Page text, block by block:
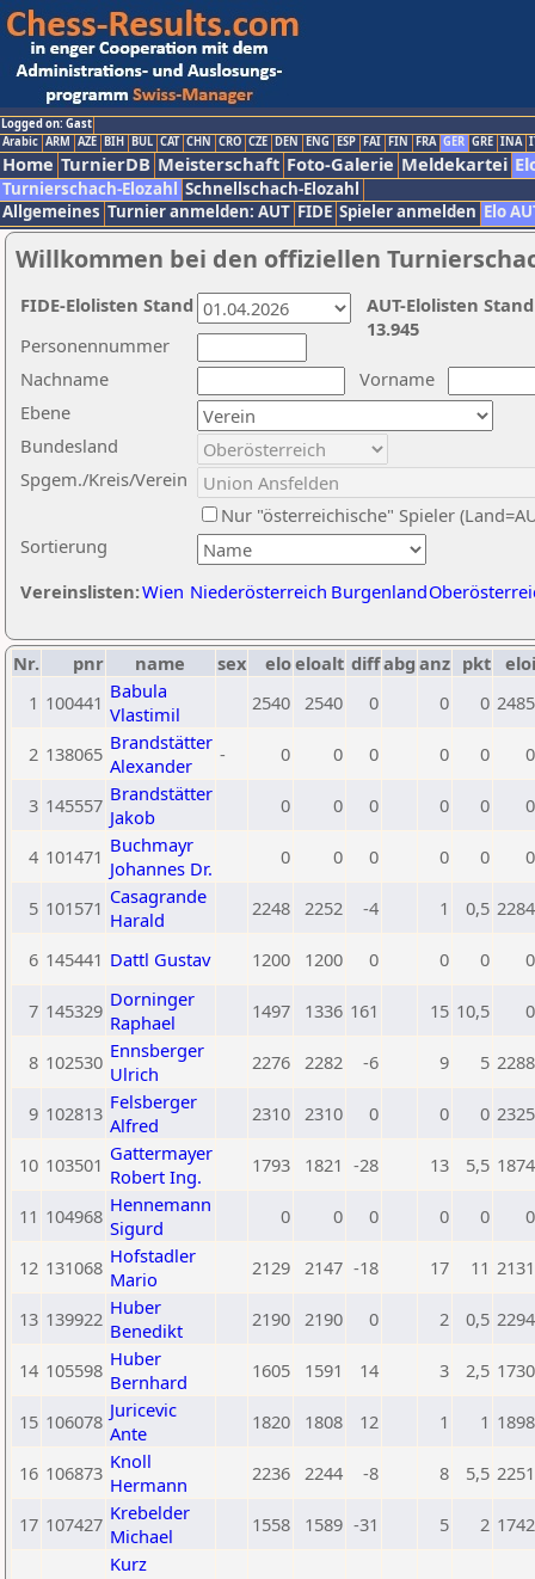
Logged on: Gast
Arabic ARM AZE BIH BUL CAT CHN CRO CZE DEN ENG ESP FAI FIN FRA GER GRE INA
Home TurnierDB Meisterschaft Foto-Galerie Meldekartei
Turnierschach-Elozahl Schnellschach-Elozahl
Allgemeines Turnier anmelden: AUT FIDE Spieler anmelden Elo
Willkommen bei den offiziellen
Nachname
Vorname
Ebene
Sortierung
Personennummer
Bundesland
Spgem./Kreis/Verein
Nur "österreichische" Spieler
Vereinslisten:Wien Niederösterreich Burgenland
AUT-Elolisten
13.945
FIDE-Elolisten Stand
Nr. pnr name sex eloeloalt diffabg anz pkt eloi
1 100441 Babula
Vlastimil
2540 2540 0 0 0 2485
2 138065 Brandstätter
Alexander
- 0 0 0 0 0 0
3 145557 Brandstätter
Jakob
0 0 0 0 0 0
4 101471 Buchmayr
Johannes Dr.
0 0 0 0 0 0
5 101571 Casagrande
Harald
2248 2252 -4 1 0,5 2284
6 145441 Dattl Gustav 1200 1200 0 0 0 0
7 145329 Dorninger
Raphael
1497 1336 161 15 10,5 0
8 102530 Ennsberger
Ulrich
2276 2282 -6 9 5 2288
9 102813 Felsberger
Alfred
2310 2310 0 0 0 2325
10 103501 Gattermayer
Robert Ing.
1793 1821 -28 13 5,5 1874
11 104968 Hennemann
Sigurd
0 0 0 0 0 0
12 131068 Hofstadler
Mario
2129 2147 -18 17 11 2131
13 139922 Huber
Benedikt
2190 2190 0 2 0,5 2294
14 105598 Huber
Bernhard
1605 1591 14 3 2,5 1730
15 106078 Juricevic
Ante
1820 1808 12 1 1 1898
16 106873 Knoll
Hermann
2236 2244 -8 8 5,5 2251
17 107427 Krebelder
Michael
1558 1589 -31 5 2 1742
Kurz